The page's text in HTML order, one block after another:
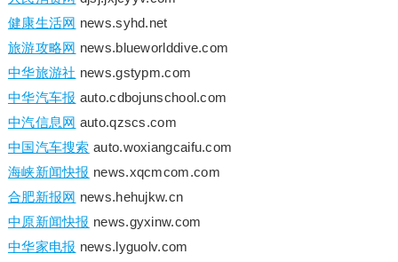
健康生活网 news.syhd.net
旅游攻略网 news.blueworlddive.com
中华旅游社 news.gstypm.com
中华汽车报 auto.cdbojunschool.com
中汽信息网 auto.qzscs.com
中国汽车搜索 auto.woxiangcaifu.com
海峡新闻快报 news.xqcmcom.com
合肥新报网 news.hehujkw.cn
中原新闻快报 news.gyxinw.com
中华家电报 news.lyguolv.com